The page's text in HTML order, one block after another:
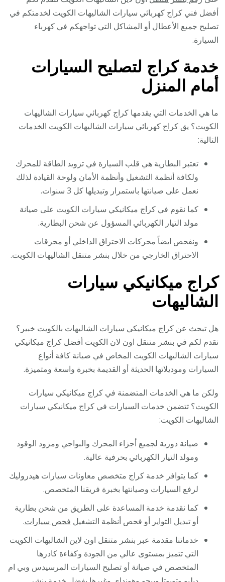
أفضل فني كراج كهربائي سيارات الشاليهات الكويت لخدمتكم في
تصليح جميع الأعطال أو المشاكل التي تواجهكم في كهرباء
السيارة.
خدمة كراج لتصليح السيارات
أمام المنزل
ما هي الخدمات التي يقدمها كراج كهربائي سيارات الشاليهات
الكويت؟ يق كراج كهربائي سيارات الشاليهات الكويت الخدمات
التالية:
تعتبر البطارية هي قلب السيارة في تزويد الطاقة للمحرك
ولكافة أنظمة التشغيل وأنظمة الأمان ولوحة القيادة لذلك
نعمل على صيانتها باستمرار وتبديلها كل 3 سنوات.
كما نقوم في كراج ميكانيكي سيارات الكويت على صيانة
مولد التيار الكهربائي المسؤول عن شحن البطارية.
ونفحص ايضاً محركات الاحتراق الداخلي أو محرقات
الاحتراق الخارجي من خلال بنشر متنقل الشاليهات الكويت.
كراج ميكانيكي سيارات
الشاليهات
هل تبحث عن كراج ميكانيكي سيارات الشاليهات بالكويت خبير؟
نقدم لكم في بنشر متنقل اون لان الكويت أفضل كراج ميكانيكي
سيارات الشاليهات الكويت المخاص في صيانة كافة أنواع
السيارات وموديلاتها الحديثة أو القديمة بخبرة واسعة ومتميزة.
ولكن ما هي الخدمات المتضمنة في كراج ميكانيكي سيارات
الكويت؟ تتضمن خدمات السيارات في كراج ميكانيكي سيارات
الشاليهات الكويت:
صيانة دورية لجميع أجزاء المحرك والبواجي ومزود الوقود
ومولد التيار الكهربائي بحرفية عالية.
كما يتوافر خدمة كراج متخصص معاونات سيارات هيدروليك
لرفع السيارات وصيانتها بخبرة فريقنا المتخصص.
كما نقدمة خدمة المساعدة على الطريق من شحن بطارية
أو تبديل التواير أو فحص أنظمة التشغيل فحص سيارات.
خدماتنا مقدمة عبر بنشر متنقل اون لاين الشاليهات الكويت
التي تتميز بمستوى عالي من الجودة وكفاءة كادرها
المتخصص في صيانة أو تصليح السيارات المرسيدس وبي ام